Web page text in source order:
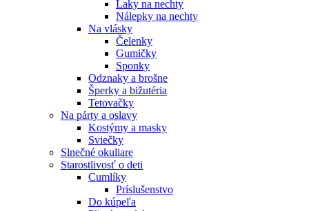
Laky na nechty
Nálepky na nechty
Na vlásky
Čelenky
Gumičky
Sponky
Odznaky a brošne
Šperky a bižutéria
Tetovačky
Na párty a oslavy
Kostýmy a masky
Sviečky
Slnečné okuliare
Starostlivosť o deti
Cumlíky
Príslušenstvo
Do kúpeľa